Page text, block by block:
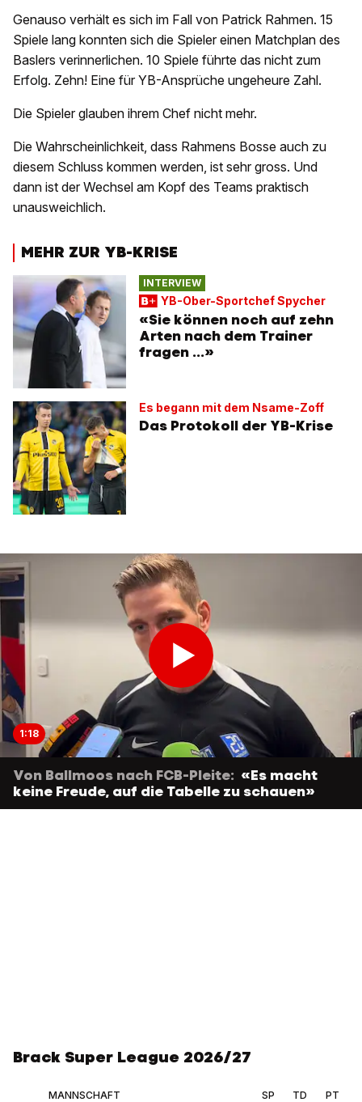
Genauso verhält es sich im Fall von Patrick Rahmen. 15
Spiele lang konnten sich die Spieler einen Matchplan des
Baslers verinnerlichen. 10 Spiele führte das nicht zum
Erfolg. Zehn! Eine für YB-Ansprüche ungeheure Zahl.
Die Spieler glauben ihrem Chef nicht mehr.
Die Wahrscheinlichkeit, dass Rahmens Bosse auch zu
diesem Schluss kommen werden, ist sehr gross. Und
dann ist der Wechsel am Kopf des Teams praktisch
unausweichlich.
MEHR ZUR YB-KRISE
INTERVIEW
YB-Ober-Sportchef Spycher
«Sie können noch auf zehn
Arten nach dem Trainer
fragen ...»
Es begann mit dem Nsame-Zoff
Das Protokoll der YB-Krise
1:18
Von Ballmoos nach FCB-Pleite: «Es macht
keine Freude, auf die Tabelle zu schauen»
Brack Super League 2026/27
MANNSCHAFT SP TD PT